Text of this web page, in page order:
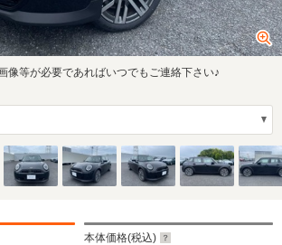
像等が必要であればいつでもご連絡下さい♪
本体価格(税込)